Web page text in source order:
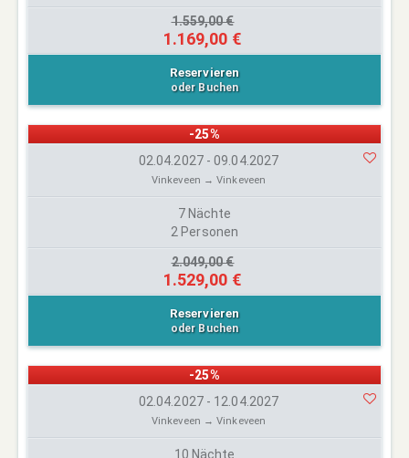
1.559,00 €
1.169,00 €
Reservieren
oder Buchen
-25%
02.04.2027 - 09.04.2027
Vinkeveen → Vinkeveen
7 Nächte
2 Personen
2.049,00 €
1.529,00 €
Reservieren
oder Buchen
-25%
02.04.2027 - 12.04.2027
Vinkeveen → Vinkeveen
10 Nächte